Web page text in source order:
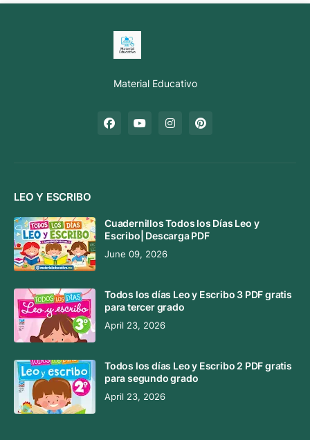
Material Educativo
LEO Y ESCRIBO
Cuadernillos Todos los Días Leo y
Escribo| Descarga PDF
June 09, 2026
Todos los días Leo y Escribo 3 PDF gratis
para tercer grado
April 23, 2026
Todos los días Leo y Escribo 2 PDF gratis
para segundo grado
April 23, 2026